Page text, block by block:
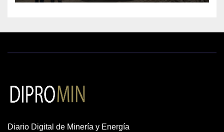
Diario Digital de Minería y Energía